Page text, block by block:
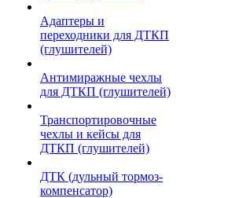
Адаптеры и
переходники для ДТКП
(глушителей)
Антимиражные чехлы
для ДТКП (глушителей)
Транспортировочные
чехлы и кейсы для
ДТКП (глушителей)
ДТК (дульный тормоз-
компенсатор)